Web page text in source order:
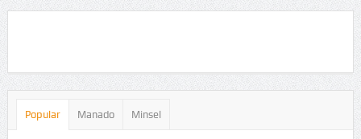
Popular Manado Minsel